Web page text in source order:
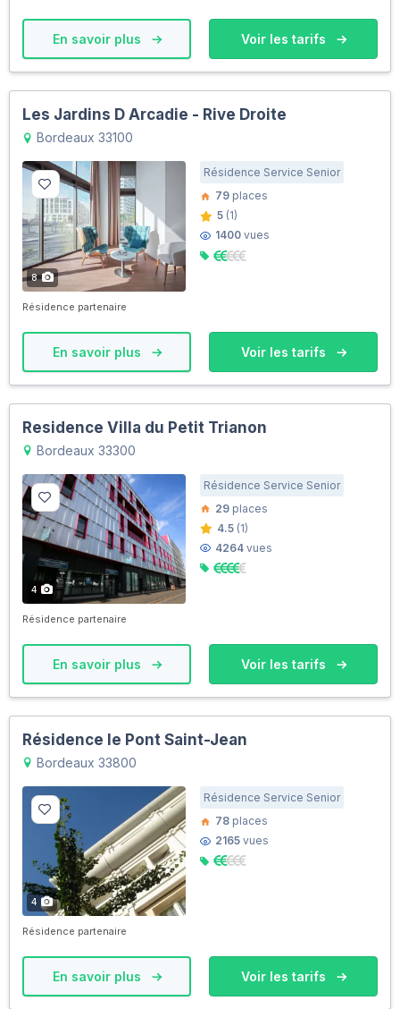
En savoir plus Voir les tarifs
Les Jardins D Arcadie - Rive Droite
Bordeaux 33100
8
Résidence Service Senior
79 places
5 (1)
1400 vues
Résidence partenaire
En savoir plus Voir les tarifs
Residence Villa du Petit Trianon
Bordeaux 33300
4
Résidence Service Senior
29 places
4.5 (1)
4264 vues
Résidence partenaire
En savoir plus Voir les tarifs
Résidence le Pont Saint-Jean
Bordeaux 33800
4
Résidence Service Senior
78 places
2165 vues
Résidence partenaire
En savoir plus Voir les tarifs